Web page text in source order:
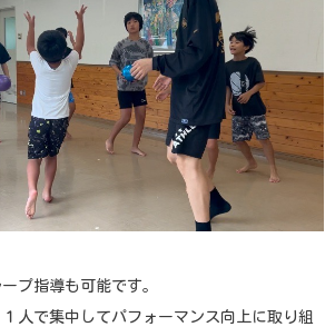
プ指導も可能です。
人で集中してパフォーマンス向上に取り組